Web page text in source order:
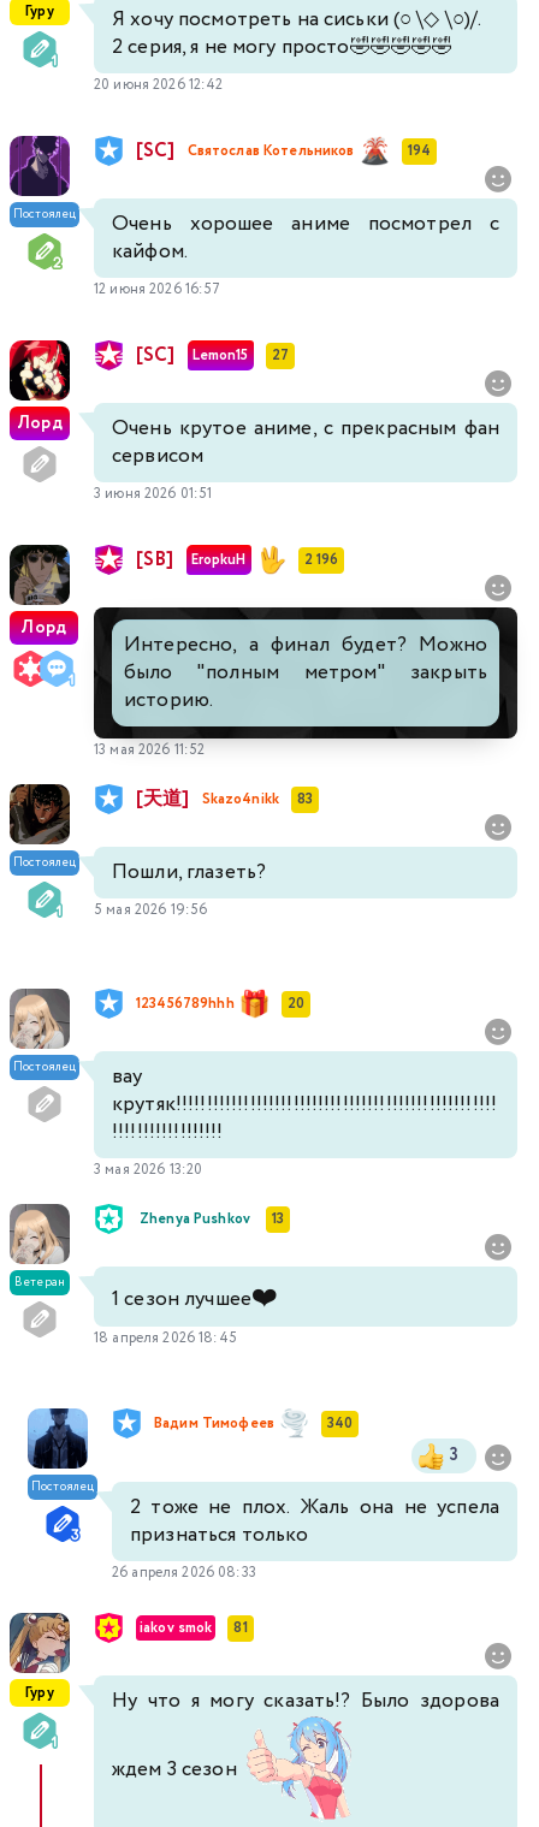
Гуру
Я хочу посмотреть на сиськи (○ \◇ \○)/.
2 серия, я не могу просто🤣🤣🤣🤣🤣
20 июня 2026 12:42
Постоялец
[SC] Святослав Котельников 194
Очень хорошее аниме посмотрел с
кайфом.
12 июня 2026 16:57
Лорд
[SC] Lemon15 27
Очень крутое аниме, с прекрасным фан
сервисом
3 июня 2026 01:51
Лорд
[SB] EropkuH 2 196
Интересно, а финал будет? Можно
было "полным метром" закрыть
историю.
13 мая 2026 11:52
Постоялец
[天道] Skazo4nikk 83
Пошли, глазеть?
5 мая 2026 19:56
Постоялец
123456789hhh 20
вау
крутяк!!!!!!!!!!!!!!!!!!!!!!!!!!!!!!!!!!!!!!!!!!!!!!!!!!!!
!!!!!!!!!!!!!!!!!!
3 мая 2026 13:20
Ветеран
Zhenya Pushkov 13
1 сезон лучшее❤️
18 апреля 2026 18:45
Постоялец
Вадим Тимофеев 340
3
2 тоже не плох. Жаль она не успела
признаться только
26 апреля 2026 08:33
Гуру
iakov smok 81
Ну что я могу сказать!? Было здорова
ждем 3 сезон